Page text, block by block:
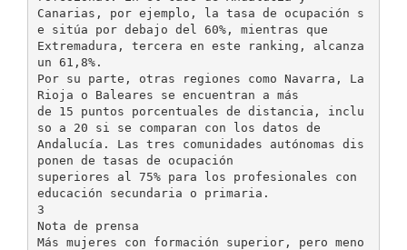
Canarias, por ejemplo, la tasa de ocupación s
e sitúa por debajo del 60%, mientras que
Extremadura, tercera en este ranking, alcanza
un 61,8%.
Por su parte, otras regiones como Navarra, La
Rioja o Baleares se encuentran a más
de 15 puntos porcentuales de distancia, inclu
so a 20 si se comparan con los datos de
Andalucía. Las tres comunidades autónomas dis
ponen de tasas de ocupación
superiores al 75% para los profesionales con
educación secundaria o primaria.
3
Nota de prensa
Más mujeres con formación superior, pero meno